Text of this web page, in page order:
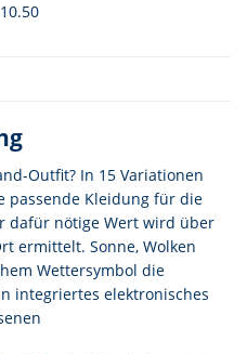
Outfit? In 15 Variationen
passende Kleidung für die
dafür nötige Wert wird über
ermittelt. Sonne, Wolken
Wettersymbol die
integriertes elektronisches